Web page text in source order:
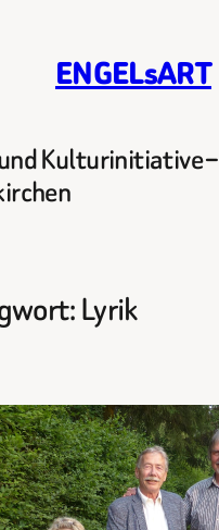
ENGELsART
Kulturinitiative –
Lyrik